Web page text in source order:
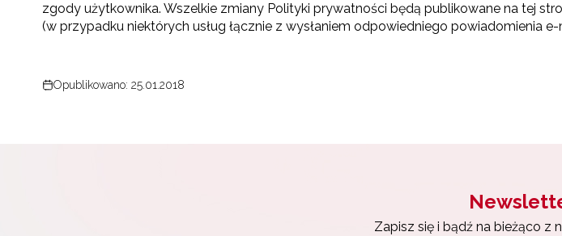
zgody użytkownika. Wszelkie zmiany Polityki prywatności będą publikowane na tej
(w przypadku niektórych usług łącznie z wysłaniem odpowiedniego powiadomienia e-
Opublikowano: 25.01.2018
Zapisz się i bądź na bieżąco z